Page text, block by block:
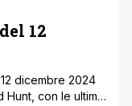
12
dicembre 2024
con le ultime